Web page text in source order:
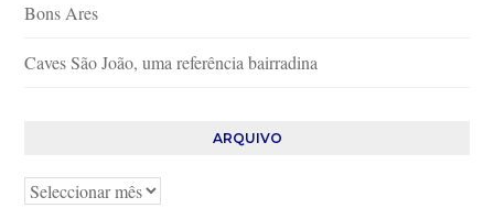
Bons Ares
Caves São João, uma referência bairradina
ARQUIVO
Arquivo